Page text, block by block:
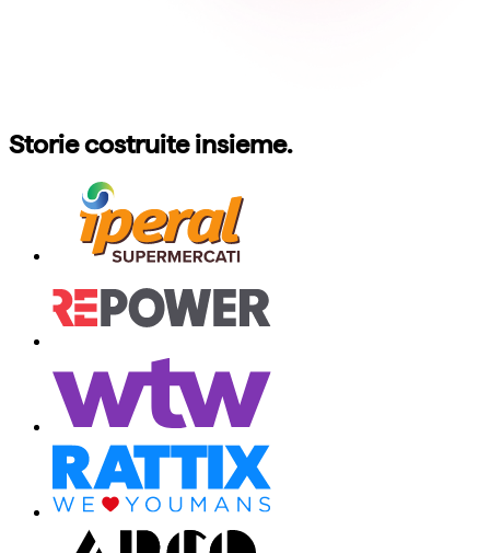
Storie costruite insieme.